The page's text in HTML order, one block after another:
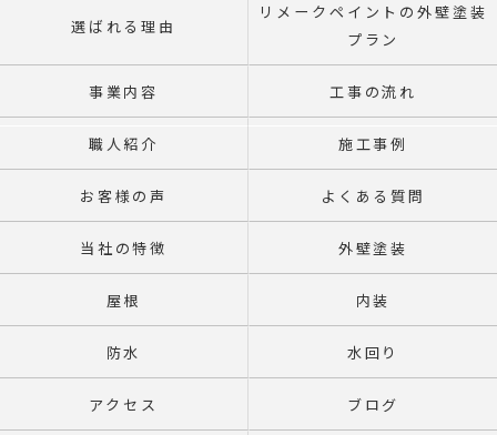
選ばれる理由
リメークペイントの外壁塗装
プラン
事業内容 工事の流れ
職人紹介 施工事例
お客様の声 よくある質問
当社の特徴 外壁塗装
屋根 内装
防水 水回り
アクセス ブログ